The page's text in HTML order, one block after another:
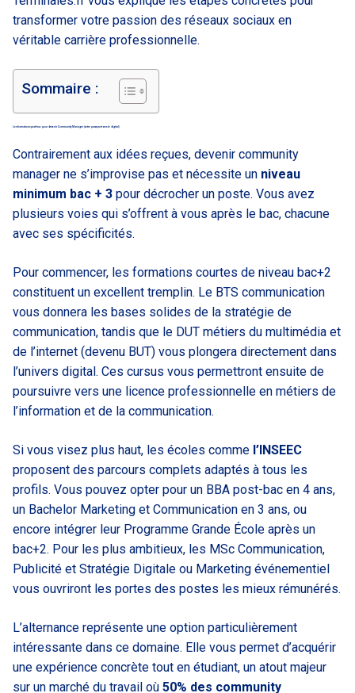
transformer votre passion des réseaux sociaux en
véritable carrière professionnelle.
Sommaire :
Les formations post-bac pour devenir Community Manager (votre passeport vers le digital)
Contrairement aux idées reçues, devenir community
manager ne s’improvise pas et nécessite un niveau
minimum bac + 3 pour décrocher un poste. Vous avez
plusieurs voies qui s’offrent à vous après le bac, chacune
avec ses spécificités.
Pour commencer, les formations courtes de niveau bac+2
constituent un excellent tremplin. Le BTS communication
vous donnera les bases solides de la stratégie de
communication, tandis que le DUT métiers du multimédia et
de l’internet (devenu BUT) vous plongera directement dans
l’univers digital. Ces cursus vous permettront ensuite de
poursuivre vers une licence professionnelle en métiers de
l’information et de la communication.
Si vous visez plus haut, les écoles comme l’INSEEC
proposent des parcours complets adaptés à tous les
profils. Vous pouvez opter pour un BBA post-bac en 4 ans,
un Bachelor Marketing et Communication en 3 ans, ou
encore intégrer leur Programme Grande École après un
bac+2. Pour les plus ambitieux, les MSc Communication,
Publicité et Stratégie Digitale ou Marketing événementiel
vous ouvriront les portes des postes les mieux rémunérés.
L’alternance représente une option particulièrement
intéressante dans ce domaine. Elle vous permet d’acquérir
une expérience concrète tout en étudiant, un atout majeur
sur un marché du travail où 50% des community